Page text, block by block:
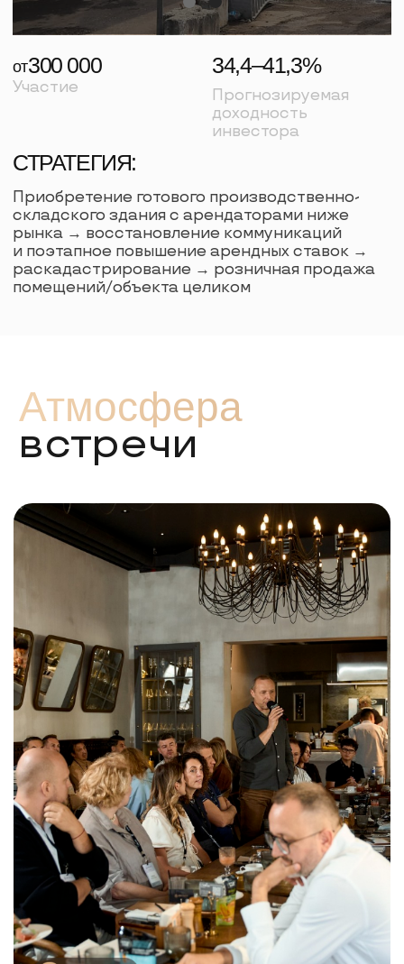
— Myst
1-я Брестская ул., 41
Тарифы
Клуб вправе отказать гостю в участии без
объяснения причин, с возвратом оплаченной
суммы приобретенного мероприятия. Гости
могут посещать мероприятие только 1 раз
РЕЗИДЕНТ